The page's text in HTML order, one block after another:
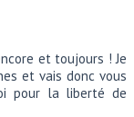
et toujours ! Je
et vais donc vous
pour la liberté de